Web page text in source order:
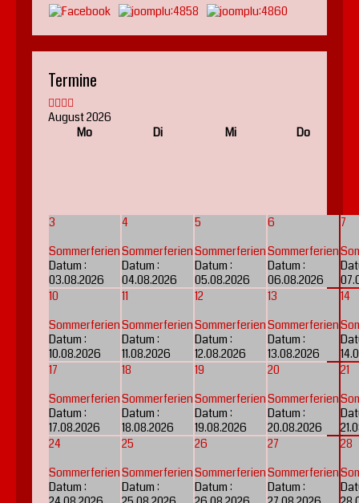
Termine
August 2026
Mo
Di Mi Do
3
Sommerferien
Datum :
03.08.2026
4
Sommerferien
Datum :
04.08.2026
5
Sommerferien
Datum :
05.08.2026
6
Sommerferien
Datum :
06.08.2026
7
10
Sommerferien
Datum :
10.08.2026
11
Sommerferien
Datum :
11.08.2026
12
Sommerferien
Datum :
12.08.2026
13
Sommerferien
Datum :
13.08.2026
14
17
Sommerferien
Datum :
17.08.2026
18
Sommerferien
Datum :
18.08.2026
19
Sommerferien
Datum :
19.08.2026
20
Sommerferien
Datum :
20.08.2026
21
24
Sommerferien
Datum :
25
Sommerferien
Datum :
26
Sommerferien
Datum :
27
Sommerferien
Datum :
28